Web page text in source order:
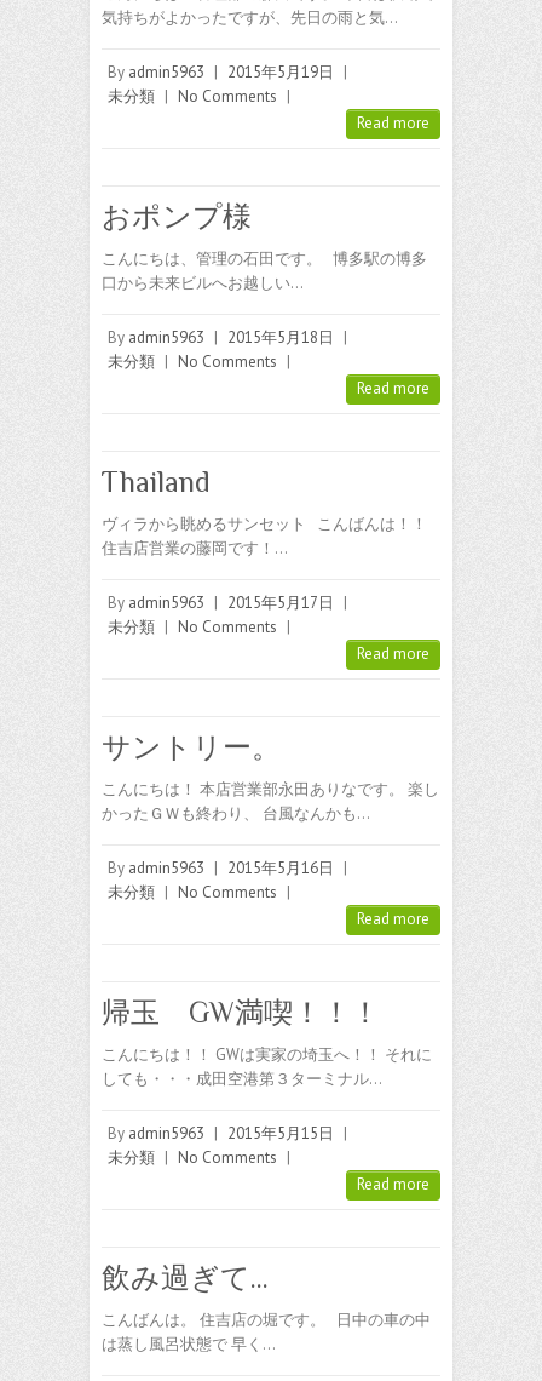
気持ちがよかったですが、先日の雨と気…
By admin5963 | 2015年5月19日
|
未分類 | No Comments |
Read more
おポンプ様
こんにちは、管理の石田です。 博多駅の博多
口から未来ビルへお越しい…
By admin5963 | 2015年5月18日
|
未分類 | No Comments |
Read more
Thailand
ヴィラから眺めるサンセット こんばんは！！
住吉店営業の藤岡です！…
By admin5963 | 2015年5月17日
|
未分類 | No Comments |
Read more
サントリー。
こんにちは！ 本店営業部永田ありなです。 楽し
かったＧＷも終わり、 台風なんかも…
By admin5963 | 2015年5月16日
|
未分類 | No Comments |
Read more
帰玉 GW満喫！！！
こんにちは！！ GWは実家の埼玉へ！！ それに
しても・・・成田空港第３ターミナル…
By admin5963 | 2015年5月15日
|
未分類 | No Comments |
Read more
飲み過ぎて…
こんばんは。 住吉店の堀です。 日中の車の中
は蒸し風呂状態で 早く…